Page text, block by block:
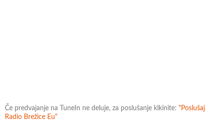
Če predvajanje na TuneIn ne deluje, za poslušanje klkinite: "Poslušaj
Radio Brežice Eu"